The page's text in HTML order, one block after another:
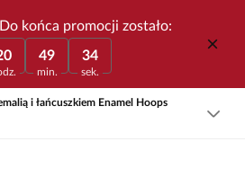
końca promocji zostało:
49
min.
34
sek.
i łańcuszkiem Enamel Hoops